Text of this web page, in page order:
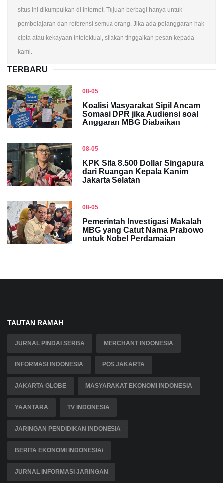
situs ini dikumpulkan di Internet. Tujuan berbagi hanya untuk
pembelajaran dan referensi semua orang. Jika ada pelanggaran hak
cipta atau kekayaan intelektual, silakan tinggalkan pesan kepada
kami.
TERBARU
08-05
Koalisi Masyarakat Sipil Ancam
Somasi DPR jika Audiensi soal
Anggaran MBG Diabaikan
08-05
KPK Sita 8.500 Dollar Singapura
dari Ruangan Kepala Kanim
Jakarta Selatan
08-05
Pemerintah Investigasi Makalah
MBG yang Catut Nama Prabowo
untuk Nobel Perdamaian
TAUTAN RAMAH
JURNAL PINDAI SERBA MERCHANT INDONESIA
INFORMASI INDONESIA POS JAKARTA
JAKARTA GLOBE MASYARAKAT EKONOMI INDONESIA
YAANTARA TV INDONESIA
JARINGAN PENDIDIKAN INDONESIA
BERITA EKONOMI INDONESIA/
JURNAL INFORMASI JARINGAN